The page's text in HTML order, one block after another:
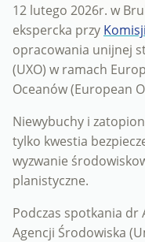
12 lutego 2026r. w
ekspercka przy
opracowania unijnej
(UXO) w ramach
Oceanów (European
Niewybuchy i
tylko kwestia
wyzwanie
planistyczne.
Podczas spotkania dr
Agencji Środowiska